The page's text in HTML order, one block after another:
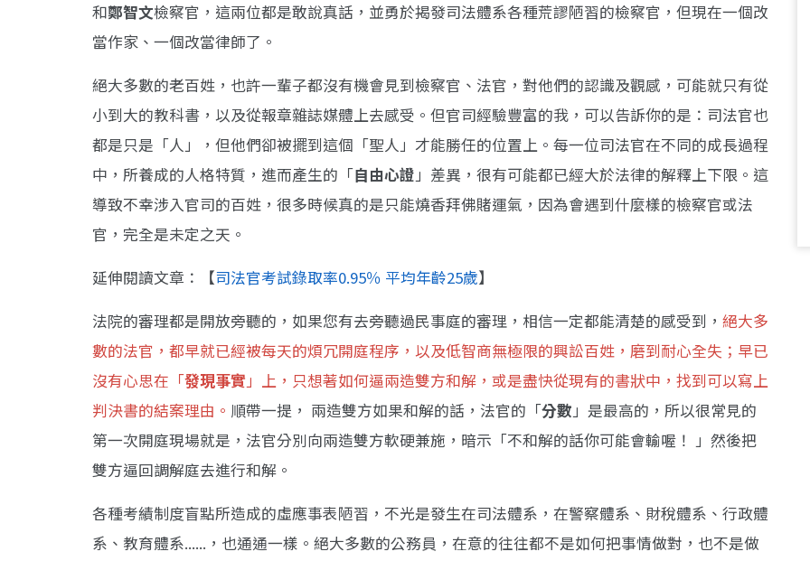
和鄭智文檢察官，這兩位都是敢說真話，並勇於揭發司法體系各種荒謬陋習的檢察官，但現在一個改
當作家、一個改當律師了。
絕大多數的老百姓，也許一輩子都沒有機會見到檢察官、法官，對他們的認識及觀感，可能就只有從
小到大的教科書，以及從報章雜誌媒體上去感受。但官司經驗豐富的我，可以告訴你的是：司法官也
都是只是「人」，但他們卻被擺到這個「聖人」才能勝任的位置上。每一位司法官在不同的成長過程
中，所養成的人格特質，進而產生的「自由心證」差異，很有可能都已經大於法律的解釋上下限。這
導致不幸涉入官司的百姓，很多時候真的是只能燒香拜佛賭運氣，因為會遇到什麼樣的檢察官或法
官，完全是未定之天。
延伸閱讀文章：【司法官考試錄取率0.95％ 平均年齡25歲】
法院的審理都是開放旁聽的，如果您有去旁聽過民事庭的審理，相信一定都能清楚的感受到， 絕大多
數的法官，都早就已經被每天的煩冗開庭程序，以及低智商無極限的興訟百姓，磨到耐心全失；早已
沒有心思在「發現事實」上，只想著如何逼兩造雙方和解，或是盡快從現有的書狀中，找到可以寫上
判決書的結案理由。 順帶一提， 兩造雙方如果和解的話，法官的「分數」是最高的，所以很常見的
第一次開庭現場就是，法官分別向兩造雙方軟硬兼施，暗示「不和解的話你可能會輸喔！ 」然後把
雙方逼回調解庭去進行和解。
各種考績制度盲點所造成的虛應事表陋習，不光是發生在司法體系，在警察體系、財稅體系、行政體
系、教育體系......，也通通一樣。絕大多數的公務員，在意的往往都不是如何把事情做對，也不是做